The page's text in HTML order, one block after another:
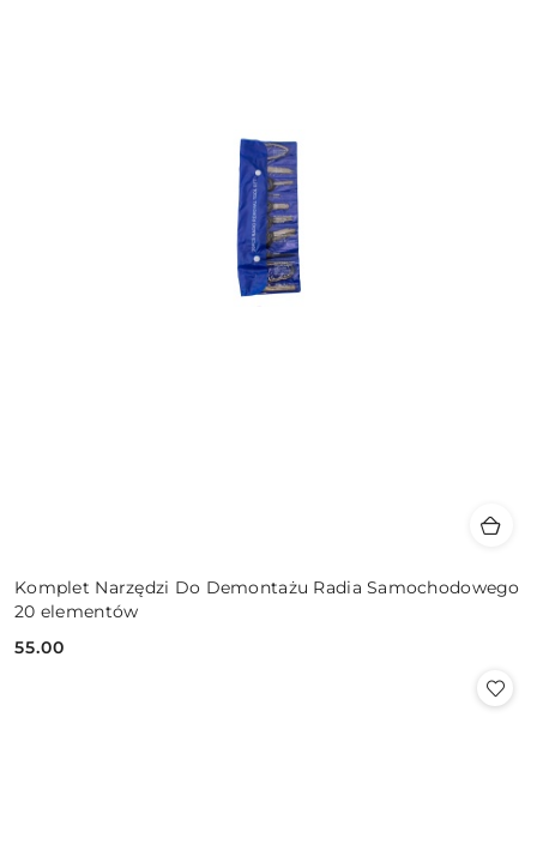
Komplet Narzędzi Do Demontażu Radia Samochodowego
20 elementów
Cena:
55.00